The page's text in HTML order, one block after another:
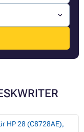
HP 28 (C8728AE),